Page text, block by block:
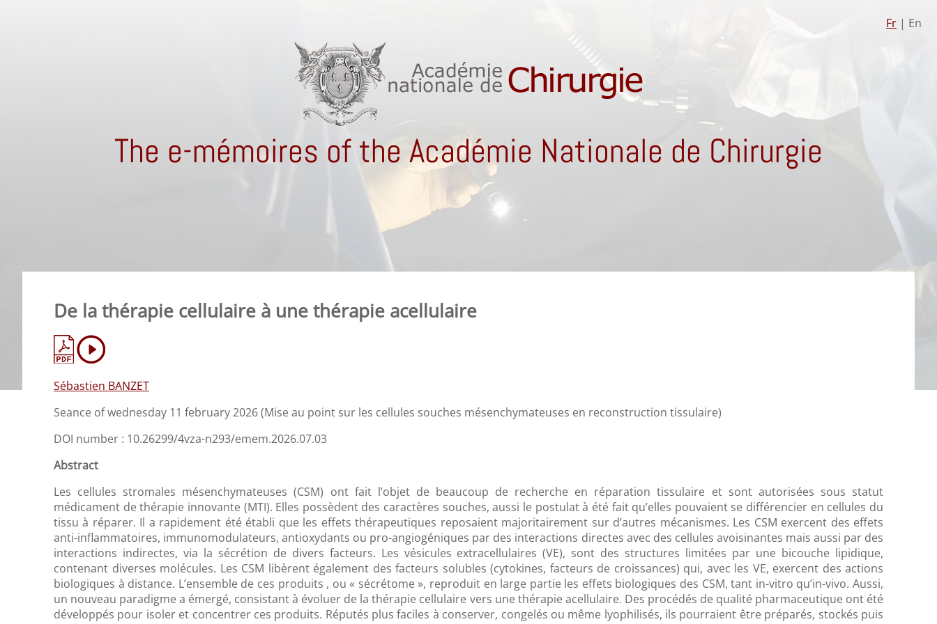
Fr | En
The e-mémoires of the Académie Nationale de Chirurgie
De la thérapie cellulaire à une thérapie acellulaire
Sébastien BANZET
Seance of wednesday 11 february 2026 (Mise au point sur les cellules souches mésenchymateuses en reconstruction tissulaire)
DOI number : 10.26299/4vza-n293/emem.2026.07.03
Abstract
Les cellules stromales mésenchymateuses (CSM) ont fait l’objet de beaucoup de recherche en réparation tissulaire et sont autorisées sous statut
médicament de thérapie innovante (MTI). Elles possèdent des caractères souches, aussi le postulat à été fait qu’elles pouvaient se différencier en cellules du
tissu à réparer. Il a rapidement été établi que les effets thérapeutiques reposaient majoritairement sur d’autres mécanismes. Les CSM exercent des effets
anti-inflammatoires, immunomodulateurs, antioxydants ou pro-angiogéniques par des interactions directes avec des cellules avoisinantes mais aussi par des
interactions indirectes, via la sécrétion de divers facteurs. Les vésicules extracellulaires (VE), sont des structures limitées par une bicouche lipidique,
contenant diverses molécules. Les CSM libèrent également des facteurs solubles (cytokines, facteurs de croissances) qui, avec les VE, exercent des actions
biologiques à distance. L’ensemble de ces produits , ou « sécrétome », reproduit en large partie les effets biologiques des CSM, tant in-vitro qu’in-vivo. Aussi,
un nouveau paradigme a émergé, consistant à évoluer de la thérapie cellulaire vers une thérapie acellulaire. Des procédés de qualité pharmaceutique ont été
développés pour isoler et concentrer ces produits. Réputés plus faciles à conserver, congelés ou même lyophilisés, ils pourraient être préparés, stockés puis